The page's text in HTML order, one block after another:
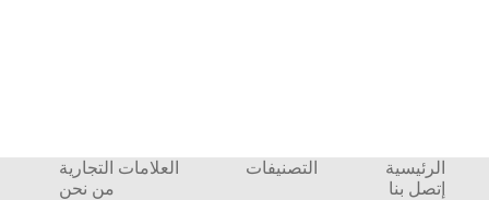
الرئيسية التصنيفات
العلامات التجارية
إتصل بنا
من نحن